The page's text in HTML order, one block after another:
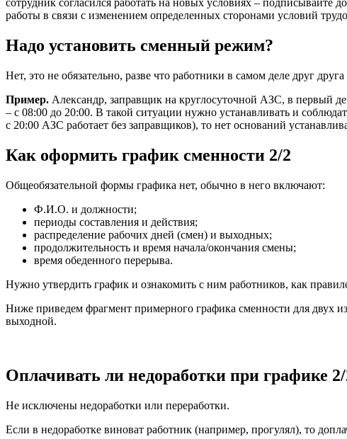
сотрудник согласился работать на новых условиях – подписывайте
работы в связи с изменением определенных сторонами условий
Надо установить сменный режим?
Нет, это не обязательно, разве что работники в самом деле друг
Пример. Александр, заправщик на круглосуточной АЗС, в первый
– с 08:00 до 20:00. В такой ситуации нужно устанавливать и
с 20:00 АЗС работает без заправщиков), то нет оснований
Как оформить график сменности 2/2
Общеобязательной формы графика нет, обычно в него включают:
Ф.И.О. и должности;
периоды составления и действия;
распределение рабочих дней (смен) и выходных;
продолжительность и время начала/окончания смены;
время обеденного перерыва.
Нужно утвердить график и ознакомить с ним работников, как
Ниже приведем фрагмент примерного графика сменности для двух
выходной.
Оплачивать ли недоработки при графике
Не исключены недоработки или переработки.
Если в недоработке виноват работник (например, прогулял), то